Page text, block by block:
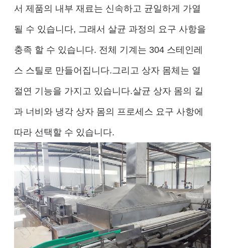
서 제품의 내부 재료는 신속하고 균일하게 가열
될 수 있습니다, 그래서 살균 과정의 요구 사항을
충족 할 수 있습니다. 전체 기계는 304 스테인레
스 스틸로 만들어집니다.그리고 상자 몸체는 열
절연 기능을 가지고 있습니다.살균 상자 몸의 길
과 너비와 냉각 상자 몸의 프로세스 요구 사항에
따라 선택할 수 있습니다.